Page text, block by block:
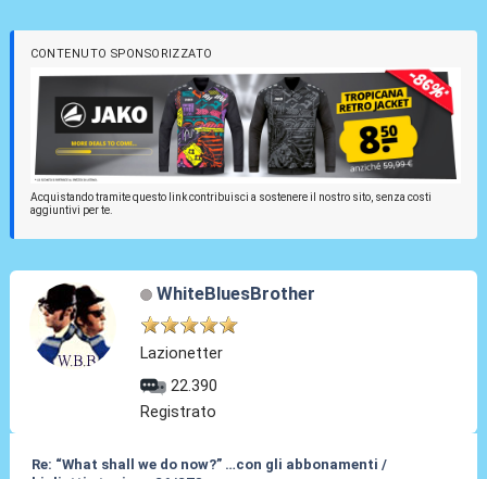
CONTENUTO SPONSORIZZATO
Acquistando tramite questo link contribuisci a sostenere il nostro sito, senza costi
aggiuntivi per te.
WhiteBluesBrother
Lazionetter
22.390
Registrato
Re: “What shall we do now?” …con gli abbonamenti /